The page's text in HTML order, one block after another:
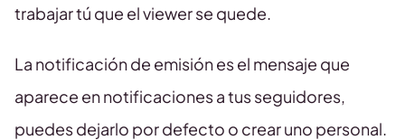
trabajar tú que el viewer se quede.
La notificación de emisión es el mensaje que
aparece en notificaciones a tus seguidores,
puedes dejarlo por defecto o crear uno personal.